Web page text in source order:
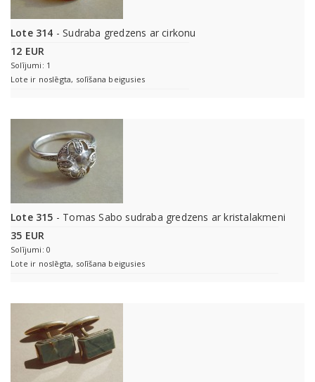
Lote 314 - Sudraba gredzens ar cirkonu
12 EUR
Solījumi: 1
Lote ir noslēgta, solīšana beigusies
Lote 315 - Tomas Sabo sudraba gredzens ar kristalakmeni
35 EUR
Solījumi: 0
Lote ir noslēgta, solīšana beigusies